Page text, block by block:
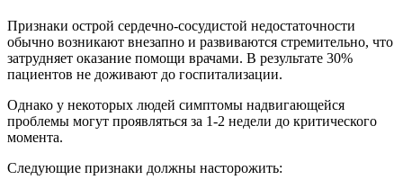
Признаки острой сердечно-сосудистой недостаточности
обычно возникают внезапно и развиваются стремительно, что
затрудняет оказание помощи врачами. В результате 30%
пациентов не доживают до госпитализации.
Однако у некоторых людей симптомы надвигающейся
проблемы могут проявляться за 1-2 недели до критического
момента.
Следующие признаки должны насторожить: